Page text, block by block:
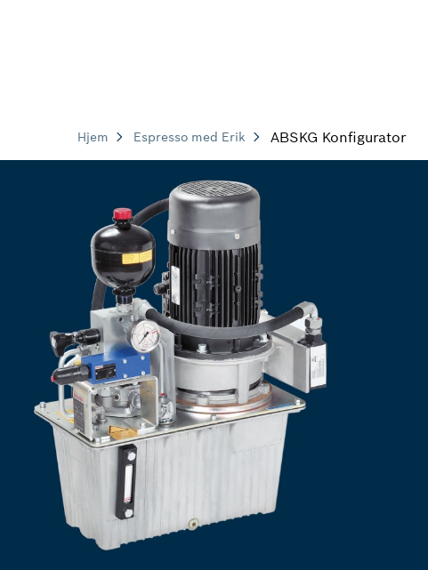
Hjem Espresso med Erik ABSKG Konfigurator